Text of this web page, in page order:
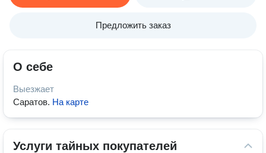
Предложить заказ
О себе
Выезжает
Саратов. На карте
Услуги тайных покупателей